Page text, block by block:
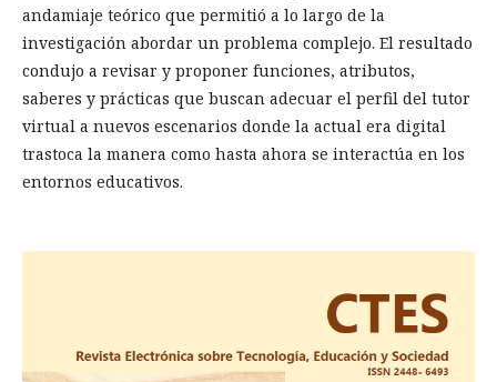
andamiaje teórico que permitió a lo largo de la
investigación abordar un problema complejo. El resultado
condujo a revisar y proponer funciones, atributos,
saberes y prácticas que buscan adecuar el perfil del tutor
virtual a nuevos escenarios donde la actual era digital
trastoca la manera como hasta ahora se interactúa en los
entornos educativos.